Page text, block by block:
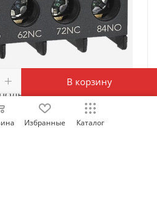
В корзину
КОНТАКТОВ
Избранные Каталог